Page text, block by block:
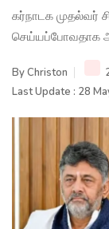
கர்நாடக முதல்வர்
செய்யப்போவதாக
ByChriston
Last Update : 28